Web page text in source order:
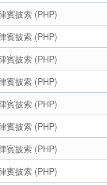
賓披索 (PHP)
賓披索 (PHP)
賓披索 (PHP)
賓披索 (PHP)
賓披索 (PHP)
賓披索 (PHP)
賓披索 (PHP)
賓披索 (PHP)